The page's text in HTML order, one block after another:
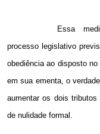
Essa
processo legislativo
obediência ao disposto
em sua ementa, o
aumentar os dois
de nulidade formal.